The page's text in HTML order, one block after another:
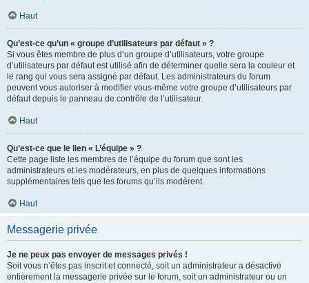
Haut
Qu’est-ce qu’un « groupe d’utilisateurs par défaut » ?
Si vous êtes membre de plus d’un groupe d’utilisateurs, votre groupe
d’utilisateurs par défaut est utilisé afin de déterminer quelle sera la couleur et
le rang qui vous sera assigné par défaut. Les administrateurs du forum
peuvent vous autoriser à modifier vous-même votre groupe d’utilisateurs par
défaut depuis le panneau de contrôle de l’utilisateur.
Haut
Qu’est-ce que le lien « L’équipe » ?
Cette page liste les membres de l’équipe du forum que sont les
administrateurs et les modérateurs, en plus de quelques informations
supplémentaires tels que les forums qu’ils modèrent.
Haut
Messagerie privée
Je ne peux pas envoyer de messages privés !
Soit vous n’êtes pas inscrit et connecté, soit un administrateur a désactivé
entièrement la messagerie privée sur le forum, soit un administrateur ou un